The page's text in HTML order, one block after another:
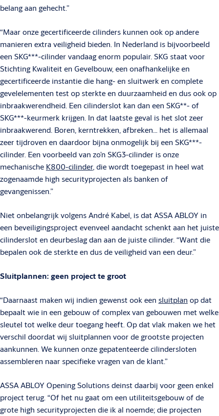
belang aan gehecht.”
“Maar onze gecertificeerde cilinders kunnen ook op andere
manieren extra veiligheid bieden. In Nederland is bijvoorbeeld
een SKG***-cilinder vandaag enorm populair. SKG staat voor
Stichting Kwaliteit en Gevelbouw, een onafhankelijke en
gecertificeerde instantie die hang- en sluitwerk en complete
gevelelementen test op sterkte en duurzaamheid en dus ook op
inbraakwerendheid. Een cilinderslot kan dan een SKG**- of
SKG***-keurmerk krijgen. In dat laatste geval is het slot zeer
inbraakwerend. Boren, kerntrekken, afbreken… het is allemaal
zeer tijdroven en daardoor bijna onmogelijk bij een SKG***-
cilinder. Een voorbeeld van zo’n SKG3-cilinder is onze
mechanische K800-cilinder, die wordt toegepast in heel wat
zogenaamde high securityprojecten als banken of
gevangenissen.”
Niet onbelangrijk volgens André Kabel, is dat ASSA ABLOY in
een beveiligingsproject evenveel aandacht schenkt aan het juiste
cilinderslot en deurbeslag dan aan de juiste cilinder. “Want die
bepalen ook de sterkte en dus de veiligheid van een deur.”
Sluitplannen: geen project te groot
“Daarnaast maken wij indien gewenst ook een sluitplan op dat
bepaalt wie in een gebouw of complex van gebouwen met welke
sleutel tot welke deur toegang heeft. Op dat vlak maken we het
verschil doordat wij sluitplannen voor de grootste projecten
aankunnen. We kunnen onze gepatenteerde cilindersloten
assembleren naar specifieke vragen van de klant.”
ASSA ABLOY Opening Solutions deinst daarbij voor geen enkel
project terug. “Of het nu gaat om een utiliteitsgebouw of de
grote high securityprojecten die ik al noemde; die projecten